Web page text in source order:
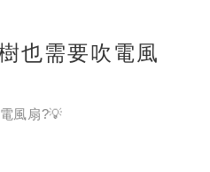
比賽嗎❓茶葉為什麼要參加
也需要吹電風
風扇?💡